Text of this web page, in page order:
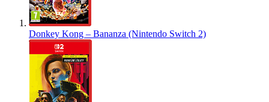
Donkey Kong – Bananza (Nintendo Switch 2)